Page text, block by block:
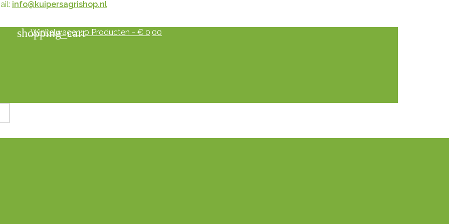
info@kuipersagrishop.nl
shopping_cart
Winkelwagen: 0 Producten - € 0,00